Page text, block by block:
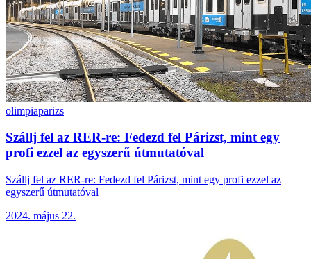
olimpiaparizs
Szállj fel az RER-re: Fedezd fel Párizst, mint egy
profi ezzel az egyszerű útmutatóval
Szállj fel az RER-re: Fedezd fel Párizst, mint egy profi ezzel az
egyszerű útmutatóval
2024. május 22.